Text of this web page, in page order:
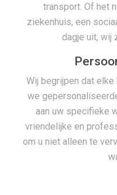
transport. Of het
ziekenhuis, een
dagje uit, wij
Wij begrijpen dat elke
we
aan uw specifieke
vriendelijke en
om u niet alleen te